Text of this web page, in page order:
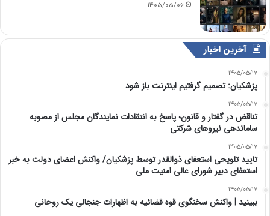
1405/05/06
آخرین اخبار
1405/05/17
پزشکیان: تصمیم گرفتیم اینترنت باز شود
1405/05/17
تناقض در گفتار و قانون؛ پاسخ به انتقادات نمایندگان مجلس از مصوبه
ساماندهی نیروهای شرکتی
1405/05/17
تایید تلویحی استعفای ذوالقدر توسط پزشکیان/ واکنش اعضای دولت به خبر
استعفای دبیر شورای عالی امنیت ملی
1405/05/17
ببینید | واکنش سخنگوی قوه قضائیه به اظهارات جنجالی یک روحانی